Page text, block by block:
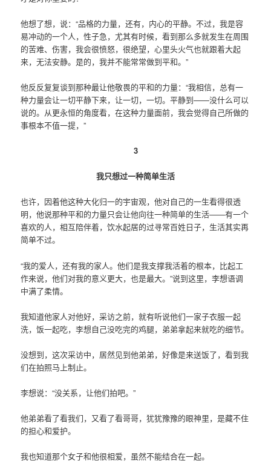
他想了想，说：“品格的力量，还有，内心的平静。不过，我是容
易冲动的一个人，性子急，尤其有时候，看到那么多就发生在周围
的苦难、伤害，我会很愤怒，很绝望，心里头火气也就跟着大起
来，无法安静。是的，我并不能常常做到平和。”
他反反复复谈到那种最让他敬畏的平和的力量：“我相信，总有一
种力量会让一切平静下来，让一切，一切。平静到——没什么可以
说的。从更永恒的角度看，在这种力量面前，我会觉得自己所做的
事根本不值一提，”
3
我只想过一种简单生活
也许，因着他这种大化归一的宇宙观，他对自己的一生看得很透
明，他说那种平和的力量只会让他向往一种简单的生活——有一个
喜欢的人，相互陪伴着，饮水起居的过寻常百姓日子，生活其实再
简单不过。
“我的爱人，还有我的家人。他们是我支撑我活着的根本，比起工
作来说，他们对我的意义更大，也是最大。”说到这里，李想语调
中满了柔情。
我知道他家人对他好，采访之前，就有听说他们一家子衣服一起
洗，饭一起吃，李想自己没吃完的鸡腿，弟弟拿起来就吃的细节。
没想到，这次采访中，居然见到他弟弟，好像是来送饭了，看到我
们在拍照马上制止。
李想说：“没关系，让他们拍吧。”
他弟弟看了看我们，又看了看哥哥，犹犹豫豫的眼神里，是藏不住
的担心和爱护。
我也知道那个女子和他很相爱，虽然不能结合在一起。